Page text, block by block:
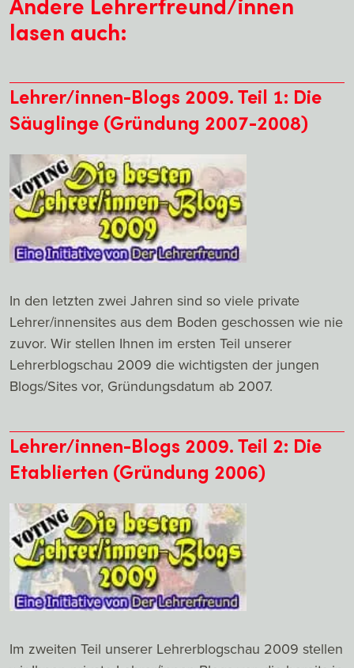
lasen auch:
Lehrer/innen-Blogs 2009. Teil 1: Die
Säuglinge (Gründung 2007-2008)
In den letzten zwei Jahren sind so viele private
Lehrer/innensites aus dem Boden geschossen wie nie
zuvor. Wir stellen Ihnen im ersten Teil unserer
Lehrerblogschau 2009 die wichtigsten der jungen
Blogs/Sites vor, Gründungsdatum ab 2007.
Lehrer/innen-Blogs 2009. Teil 2: Die
Etablierten (Gründung 2006)
Im zweiten Teil unserer Lehrerblogschau 2009 stellen